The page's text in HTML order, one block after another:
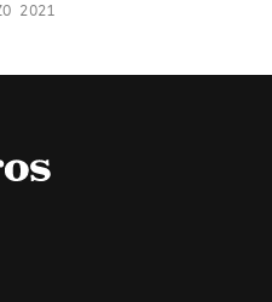
2021